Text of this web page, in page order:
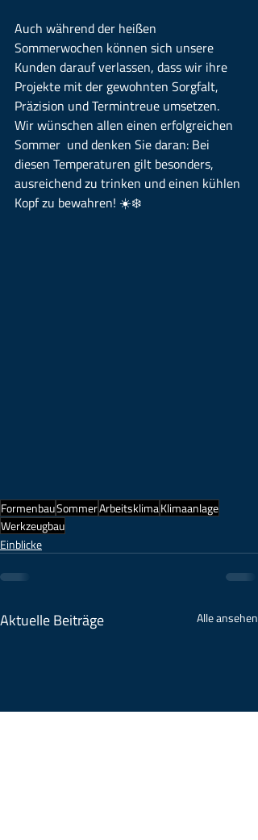
Auch während der heißen
Sommerwochen können sich unsere
Kunden darauf verlassen, dass wir ihre
Projekte mit der gewohnten Sorgfalt,
Präzision und Termintreue umsetzen.
Wir wünschen allen einen erfolgreichen
Sommer  und denken Sie daran: Bei
diesen Temperaturen gilt besonders,
ausreichend zu trinken und einen kühlen
Kopf zu bewahren! ☀️❄️
FormenbauSommerArbeitsklimaKlimaanlage
Werkzeugbau
Einblicke
Aktuelle Beiträge Alle ansehen